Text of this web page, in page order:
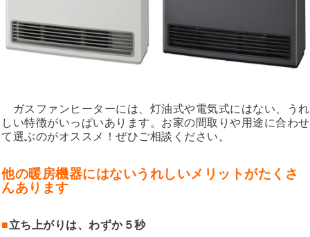
ガスファンヒーターには、灯油式や電気式にはない、うれ
しい特徴がいっぱいあります。お家の間取りや用途に合わせ
て選ぶのがオススメ！ぜひご相談ください。
他の暖房機器にはないうれしいメリットがたくさ
んあります
■立ち上がりは、わずか５秒